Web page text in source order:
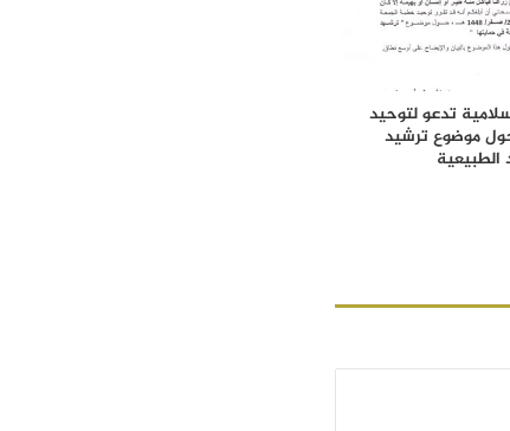
تدعو لتوحيد
موضوع ترشيد
الطبيعية